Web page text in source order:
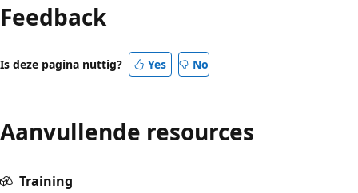
Feedback
Is deze pagina nuttig? Yes No
Aanvullende resources
Training